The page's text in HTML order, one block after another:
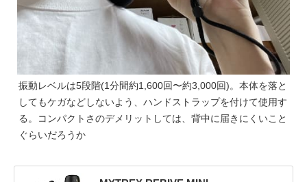
振動レベルは5段階(1分間約1,600回〜約3,000回)。本体を落と
してもケガなどしないよう、ハンドストラップを付けて使用す
る。コンパクトさのデメリットしては、背中に届きにくいこと
ぐらいだろうか